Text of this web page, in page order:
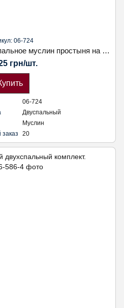
06-724
Постельное белье двухспальное муслин простыня на резинке. Наволочка 50х70. Koloco
грн/шт.
06-724
Двуспальный
Муслин
20